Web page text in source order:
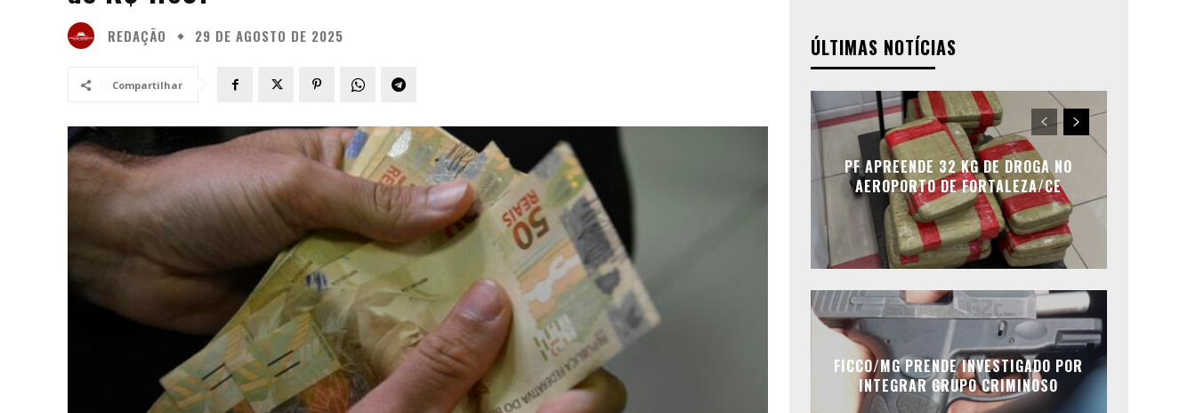
REDAÇÃO 29 DE AGOSTO DE 2025
Compartilhar
ÚLTIMAS NOTÍCIAS
PF APREENDE 32 KG DE DROGA NO
AEROPORTO DE FORTALEZA/CE
FICCO/MG PRENDE INVESTIGADO POR
INTEGRAR GRUPO CRIMINOSO